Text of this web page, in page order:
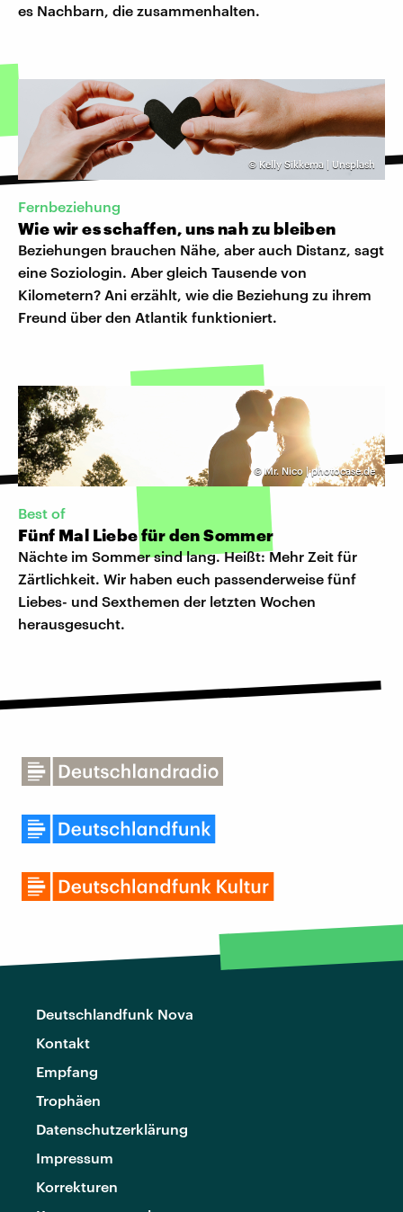
es Nachbarn, die zusammenhalten.
© Kelly Sikkema | Unsplash
Fernbeziehung
Wie wir es schaffen, uns nah zu bleiben
Beziehungen brauchen Nähe, aber auch Distanz, sagt
eine Soziologin. Aber gleich Tausende von
Kilometern? Ani erzählt, wie die Beziehung zu ihrem
Freund über den Atlantik funktioniert.
© Mr. Nico | photocase.de
Best of
Fünf Mal Liebe für den Sommer
Nächte im Sommer sind lang. Heißt: Mehr Zeit für
Zärtlichkeit. Wir haben euch passenderweise fünf
Liebes- und Sexthemen der letzten Wochen
herausgesucht.
Deutschlandfunk Nova
Kontakt
Empfang
Trophäen
Datenschutzerklärung
Impressum
Korrekturen